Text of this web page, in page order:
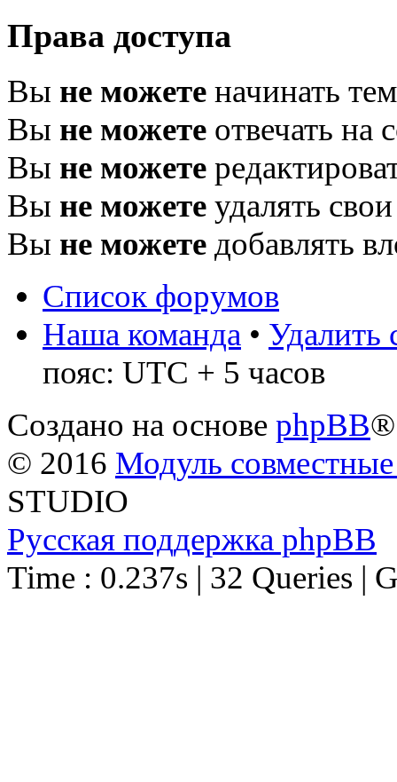
Права доступа
Вы не можете начинать
Вы не можете отвечать на
Вы не можете
Вы не можете удалять
Вы не можете добавлять
Список форумов
Наша команда • Удалить
пояс: UTC + 5 часов
Создано на основе phpBB®
© 2016 Модуль
STUDIO
Русская поддержка phpBB
Time : 0.237s | 32 Queries |